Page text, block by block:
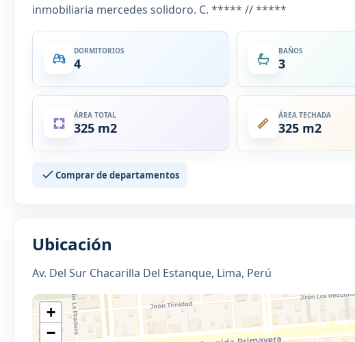
inmobiliaria mercedes solidoro. C. ***** // *****
DORMITORIOS
4
BAÑOS
3
ÁREA TOTAL
325 m2
ÁREA TECHADA
325 m2
Comprar de departamentos
Ubicación
Av. Del Sur Chacarilla Del Estanque, Lima, Perú
+
−